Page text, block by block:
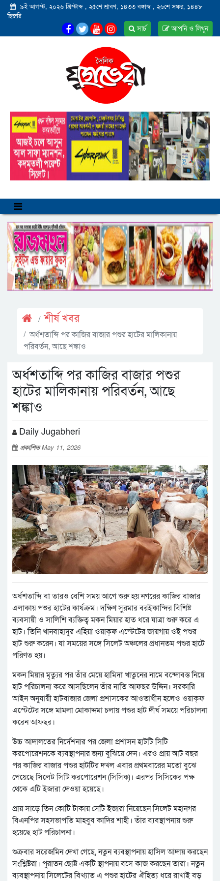
৯ই আগস্ট, ২০২৬ খ্রিস্টাব্দ , ২৫শে শ্রাবণ, ১৪৩৩ বঙ্গাব্দ , ২৬শে সফর, ১৪৪৮
হিজরি
আপনি ও লিখুন
সার্চ
শীর্ষ খবর
অর্ধশতাব্দি পর কাজির বাজার পশুর হাটের মালিকানায়
পরিবর্তন, আছে শঙ্কাও
অর্ধশতাব্দি পর কাজির বাজার পশুর
হাটের মালিকানায় পরিবর্তন, আছে
শঙ্কাও
Daily Jugabheri
প্রকাশিতMay 11, 2026
অর্ধশতাব্দি বা তারও বেশি সময় আগে শুরু হয় নগরের কাজির বাজার
এলাকায় পশুর হাটের কার্যক্রম। দক্ষিণ সুরমার বরইকান্দির বিশিষ্ট
ব্যবসায়ী ও সালিশি ব্যক্তিত্ব মকন মিয়ার হাত ধরে যাত্রা শুরু করে এ
হাট। তিনি খানবাহাদুর এহিয়া ওয়াক্ফ এস্টেটের জায়গায় ওই পশুর
হাট শুরু করেন। যা সময়ের সঙ্গে সিলেট অঞ্চলের প্রধানতম পশুর হাটে
পরিণত হয়।
মকন মিয়ার মৃত্যুর পর তাঁর মেয়ে হামিদা খাতুনের নামে বন্দোবস্ত নিয়ে
হাট পরিচালনা করে আসছিলেন তাঁর নাতি আফছর উদ্দিন। সরকারি
আইন অনুযায়ী হাটবাজার জেলা প্রশাসকের আওতাধীন হলেও ওয়াক্ফ
এস্টেটের সঙ্গে মামলা মোকাদ্দমা চলায় পশুর হাট দীর্ঘ সময়ে পরিচালনা
করেন আফছর।
উচ্চ আদালতের নির্দেশনার পর জেলা প্রশাসন হাটটি সিটি
করপোরেশনকে ব্যবস্থাপনার জন্য বুঝিয়ে দেন। এরও প্রায় আট বছর
পর কাজির বাজার পশুর হাটটির দখল এবার প্রথমবারের মতো বুঝে
পেয়েছে সিলেট সিটি করপোরেশন (সিসিক)। এরপর সিসিকের পক্ষ
থেকে এটি ইজারা দেওয়া হয়েছে।
প্রায় সাড়ে তিন কোটি টাকায় সেটি ইজারা নিয়েছেন সিলেট মহানগর
বিএনপির সহসভাপতি মাহবুব কাদির শাহী। তাঁর ব্যবস্থাপনায় শুরু
হয়েছে হাট পরিচালনা।
শুক্রবার সরেজমিন দেখা গেছে, নতুন ব্যবস্থাপনায় হাসিল আদায় করছেন
সংশ্লিষ্টরা। পুরাতন ছোট্ট একটি স্থাপনায় বসে কাজ করছেন তারা। নতুন
ব্যবস্থাপনায় সিলেটের বিখ্যাত এ পশুর হাটের ঐহিত্য ধরে রাখাই বড়